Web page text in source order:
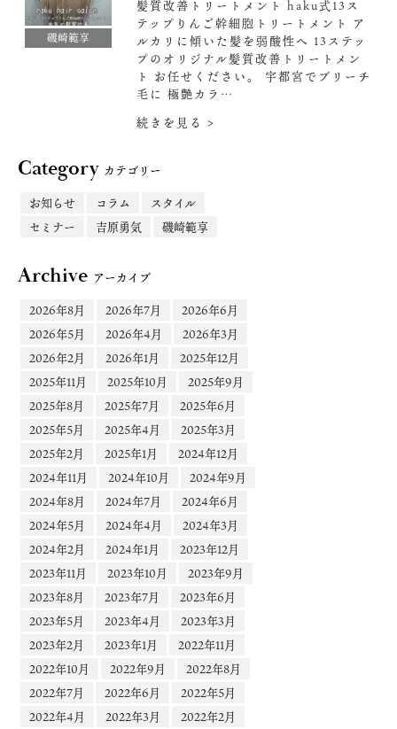
磯崎範享
髪質改善トリートメント haku式13ス
テップりんご幹細胞トリートメント ア
ルカリに傾いた髪を弱酸性へ 13ステッ
プのオリジナル髪質改善トリートメン
ト お任せください。 宇都宮でブリーチ
毛に 極艶カラ…
続きを見る >
Categoryカテゴリー
お知らせ
コラム
スタイル
セミナー
吉原勇気 磯崎範享
Archive アーカイブ
2026年8月
2026年7月
2026年6月
2026年5月
2026年4月
2026年3月
2026年2月
2026年1月
2025年12月
2025年11月
2025年10月
2025年9月
2025年8月
2025年7月
2025年6月
2025年5月
2025年4月
2025年3月
2025年2月
2025年1月
2024年12月
2024年11月
2024年10月
2024年9月
2024年8月
2024年7月
2024年6月
2024年5月
2024年4月
2024年3月
2024年2月
2024年1月
2023年12月
2023年11月
2023年10月
2023年9月
2023年8月
2023年7月
2023年6月
2023年5月
2023年4月
2023年3月
2023年2月
2023年1月
2022年11月
2022年10月
2022年9月
2022年8月
2022年7月
2022年6月
2022年5月
2022年4月
2022年3月
2022年2月